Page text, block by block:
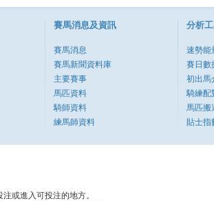
賽馬消息及資訊
賽馬消息
賽馬新聞資料庫
主要賽事
馬匹資料
騎師資料
練馬師資料
分析
速勢能
賽日數
初出馬
騎練配
馬匹搬
貼士指
或進入可投注的地方。